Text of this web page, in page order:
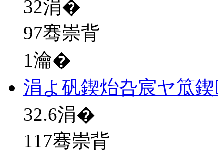
32涓�
97骞崇背
1瀹�
涓よ矾鍥炲叴宸ヤ笟
32.6涓�
117骞崇背